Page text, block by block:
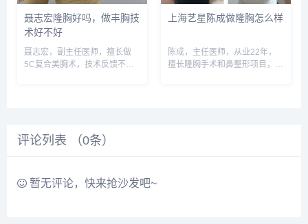
聂志宏隆胸好吗，做丰胸技
术好不好
聂志宏，副主任医师，擅长做
5C复合美胸术，技术反馈不
上海艺星陈成做隆胸怎么样
陈成，主任医师，从业22年，
擅长隆胸手术和鼻整形项目，术
评论列表 （0条）
暂无评论，快来抢沙发吧~